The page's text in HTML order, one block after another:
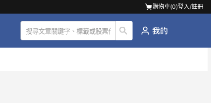
購物車(0)登入/註冊